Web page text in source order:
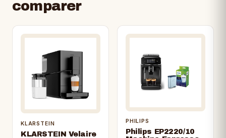
comparer
KLARSTEIN
KLARSTEIN Velaire
PHILIPS
Philips EP2220/10